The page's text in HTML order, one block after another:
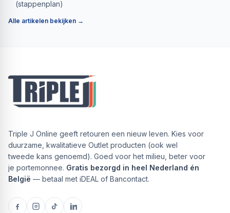
(stappenplan)
Alle artikelen bekijken →
Triple J Online geeft retouren een nieuw leven. Kies voor
duurzame, kwalitatieve Outlet producten (ook wel
tweede kans genoemd). Goed voor het milieu, beter voor
je portemonnee. Gratis bezorgd in heel Nederland én
België — betaal met iDEAL of Bancontact.